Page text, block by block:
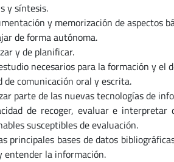
y síntesis.
y memorización de aspectos
de forma autónoma.
y de planificar.
necesarios para la formación y el
de comunicación oral y escrita.
parte de las nuevas tecnologías de
de recoger, evaluar e
susceptibles de evaluación.
principales bases de datos
entender la información.